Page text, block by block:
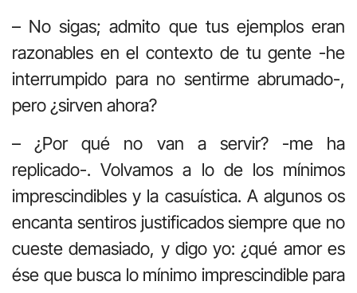
– No sigas; admito que tus ejemplos eran
razonables en el contexto de tu gente -he
interrumpido para no sentirme abrumado-,
pero ¿sirven ahora?
– ¿Por qué no van a servir? -me ha
replicado-. Volvamos a lo de los mínimos
imprescindibles y la casuística. A algunos os
encanta sentiros justificados siempre que no
cueste demasiado, y digo yo: ¿qué amor es
ése que busca lo mínimo imprescindible para